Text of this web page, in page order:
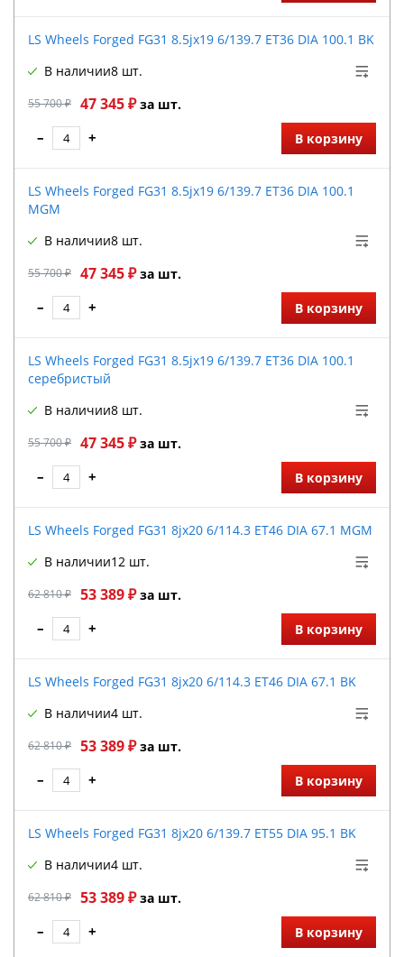
LS Wheels Forged FG31 8.5jx19 6/139.7 ET36 DIA 100.1 BK
55 700 ₽ 47 345 ₽за шт.
В наличии8 шт.
– + В корзину
LS Wheels Forged FG31 8.5jx19 6/139.7 ET36 DIA 100.1
MGM
55 700 ₽ 47 345 ₽за шт.
В наличии8 шт.
– + В корзину
LS Wheels Forged FG31 8.5jx19 6/139.7 ET36 DIA 100.1
серебристый
55 700 ₽ 47 345 ₽за шт.
В наличии8 шт.
– + В корзину
LS Wheels Forged FG31 8jx20 6/114.3 ET46 DIA 67.1 MGM
62 810 ₽ 53 389 ₽за шт.
В наличии12 шт.
– + В корзину
LS Wheels Forged FG31 8jx20 6/114.3 ET46 DIA 67.1 BK
62 810 ₽ 53 389 ₽за шт.
В наличии4 шт.
– + В корзину
LS Wheels Forged FG31 8jx20 6/139.7 ET55 DIA 95.1 BK
62 810 ₽ 53 389 ₽за шт.
В наличии4 шт.
– + В корзину